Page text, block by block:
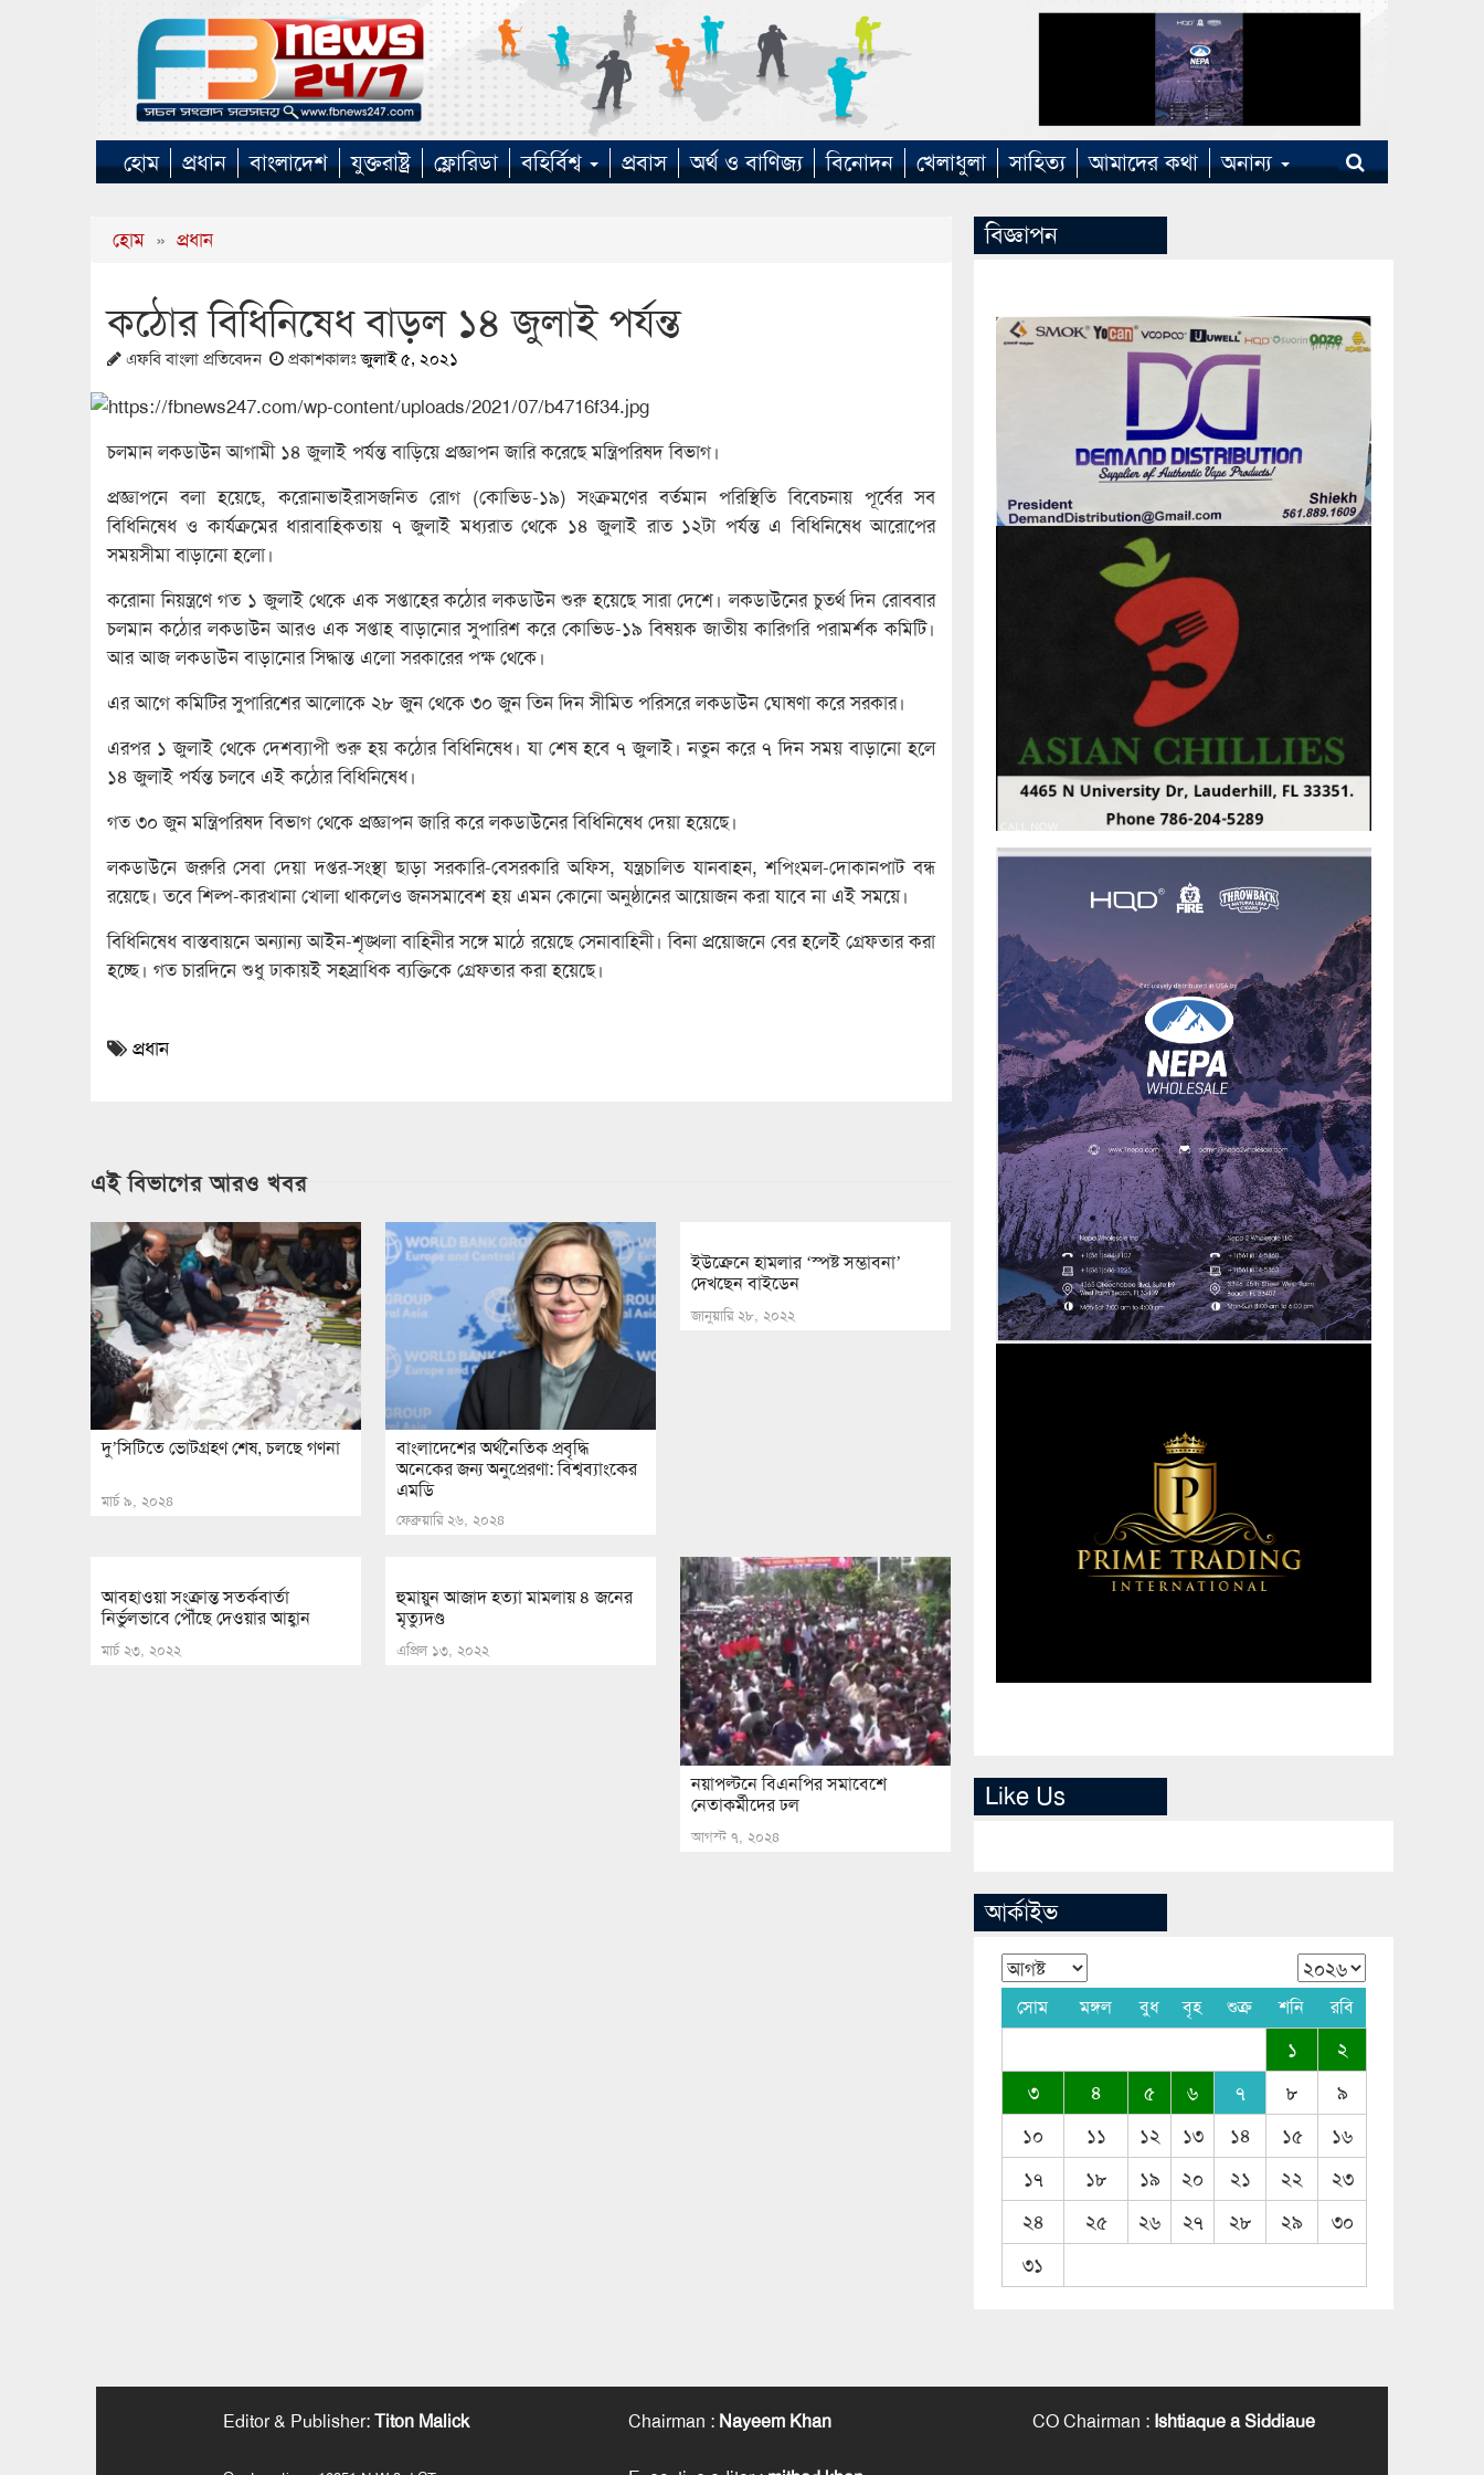
হোম প্রধান বাংলাদেশ যুক্তরাষ্ট্র ফ্লোরিডা বহির্বিশ্ব প্রবাস অর্থ ও বাণিজ্য বিনোদন খেলাধুলা সাহিত্য আমাদের কথা অনান্য
হোম » প্রধান
কঠোর বিধিনিষেধ বাড়ল ১৪ জুলাই পর্যন্ত
এফবি বাংলা প্রতিবেদন প্রকাশকালঃজুলাই ৫, ২০২১
চলমান লকডাউন আগামী ১৪ জুলাই পর্যন্ত বাড়িয়ে প্রজ্ঞাপন জারি করেছে মন্ত্রিপরিষদ বিভাগ।
প্রজ্ঞাপনে বলা হয়েছে, করোনাভাইরাসজনিত রোগ (কোভিড-১৯) সংক্রমণের বর্তমান পরিস্থিতি বিবেচনায় পূর্বের সব
বিধিনিষেধ ও কার্যক্রমের ধারাবাহিকতায় ৭ জুলাই মধ্যরাত থেকে ১৪ জুলাই রাত ১২টা পর্যন্ত এ বিধিনিষেধ আরোপের
সময়সীমা বাড়ানো হলো।
করোনা নিয়ন্ত্রণে গত ১ জুলাই থেকে এক সপ্তাহের কঠোর লকডাউন শুরু হয়েছে সারা দেশে। লকডাউনের চুতর্থ দিন রোববার
চলমান কঠোর লকডাউন আরও এক সপ্তাহ বাড়ানোর সুপারিশ করে কোভিড-১৯ বিষয়ক জাতীয় কারিগরি পরামর্শক কমিটি।
আর আজ লকডাউন বাড়ানোর সিদ্ধান্ত এলো সরকারের পক্ষ থেকে।
এর আগে কমিটির সুপারিশের আলোকে ২৮ জুন থেকে ৩০ জুন তিন দিন সীমিত পরিসরে লকডাউন ঘোষণা করে সরকার।
এরপর ১ জুলাই থেকে দেশব্যাপী শুরু হয় কঠোর বিধিনিষেধ। যা শেষ হবে ৭ জুলাই। নতুন করে ৭ দিন সময় বাড়ানো হলে
১৪ জুলাই পর্যন্ত চলবে এই কঠোর বিধিনিষেধ।
গত ৩০ জুন মন্ত্রিপরিষদ বিভাগ থেকে প্রজ্ঞাপন জারি করে লকডাউনের বিধিনিষেধ দেয়া হয়েছে।
লকডাউনে জরুরি সেবা দেয়া দপ্তর-সংস্থা ছাড়া সরকারি-বেসরকারি অফিস, যন্ত্রচালিত যানবাহন, শপিংমল-দোকানপাট বন্ধ
রয়েছে। তবে শিল্প-কারখানা খোলা থাকলেও জনসমাবেশ হয় এমন কোনো অনুষ্ঠানের আয়োজন করা যাবে না এই সময়ে।
বিধিনিষেধ বাস্তবায়নে অন্যান্য আইন-শৃঙ্খলা বাহিনীর সঙ্গে মাঠে রয়েছে সেনাবাহিনী। বিনা প্রয়োজনে বের হলেই গ্রেফতার করা
হচ্ছে। গত চারদিনে শুধু ঢাকায়ই সহস্রাধিক ব্যক্তিকে গ্রেফতার করা হয়েছে।
প্রধান
এই বিভাগের আরও খবর
দু’সিটিতে ভোটগ্রহণ শেষ, চলছে গণনা
মার্চ ৯, ২০২৪
বাংলাদেশের অর্থনৈতিক প্রবৃদ্ধি
অনেকের জন্য অনুপ্রেরণা: বিশ্বব্যাংকের
এমডি
ফেব্রুয়ারি ২৬, ২০২৪
ইউক্রেনে হামলার ‘স্পষ্ট সম্ভাবনা’
দেখছেন বাইডেন
জানুয়ারি ২৮, ২০২২
আবহাওয়া সংক্রান্ত সতর্কবার্তা
নির্ভুলভাবে পৌঁছে দেওয়ার আহ্বান
মার্চ ২৩, ২০২২
হুমায়ুন আজাদ হত্যা মামলায় ৪ জনের
মৃত্যুদণ্ড
এপ্রিল ১৩, ২০২২
নয়াপল্টনে বিএনপির সমাবেশে
নেতাকর্মীদের ঢল
আগস্ট ৭, ২০২৪
বিজ্ঞাপন
Like Us
আর্কাইভ
সোম মঙ্গল বুধ বৃহ শুক্র শনি রবি
১
২
৩
৪ ৫ ৬ ৭ ৮
৯
১০
১১ ১২ ১৩ ১৪ ১৫
১৬
১৭
১৮ ১৯ ২০ ২১ ২২
২৩
২৪
২৫ ২৬ ২৭ ২৮ ২৯
৩০
৩১
Editor & Publisher:Titon Malick Chairman : Nayeem Khan CO Chairman : Ishtiaque a Siddiaue